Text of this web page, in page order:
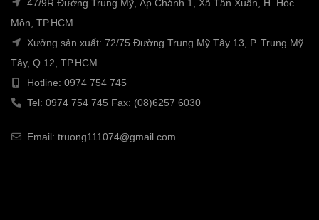
47/9R Đường Trung Mỹ, Ấp Chánh 1, Xã Tân Xuân, H. Hóc
Môn, TP.HCM
Xưởng sản xuất: 72/75 Đường Trung Mỹ Tây 13, P. Trung Mỹ
Tây, Q.12, TP.HCM
Hotline: 0974 754 745
Tel: 0974 754 745 Fax: (08)6257 6030
Email: truong111074@gmail.com